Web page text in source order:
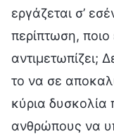
εργάζεται σ’
περίπτωση, ποιο
αντιμετωπίζει;
το να σε
κύρια δυσκολία
ανθρώπους να